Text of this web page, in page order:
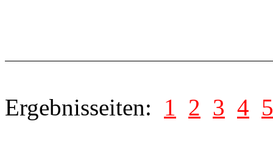
Ergebnisseiten: 1 2 3 4 5